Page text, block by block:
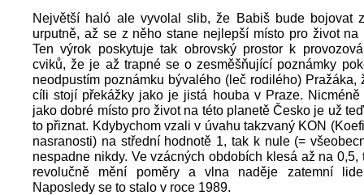
Největší haló ale vyvolal slib, že Babiš bude bojovat
urputně, až se z něho stane nejlepší místo pro život na
Ten výrok poskytuje tak obrovský prostor k
cviků, že je až trapné se o zesměšňující poznámky
neodpustím poznámku bývalého (leč rodilého) Pražáka,
cíli stojí překážky jako je jistá houba v Praze. Nicméně
jako dobré místo pro život na této planetě Česko je už
to přiznat. Kdybychom vzali v úvahu takzvaný KON
nasranosti) na střední hodnotě 1, tak k nule (=
nespadne nikdy. Ve vzácných obdobích klesá až na 0,5,
revolučně mění poměry a vlna naděje zatemní
Naposledy se to stalo v roce 1989.